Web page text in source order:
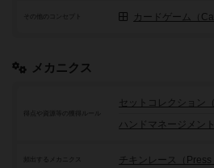
その他のコンセプト カードゲーム（
メカニクス
セットコレクション
ハンドマネージメン
頻出するメカニクス チキンレース（Press